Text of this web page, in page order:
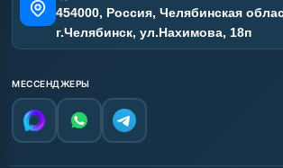
454000, Россия, Челябинская
г.Челябинск, ул.Нахимова, 18п
МЕССЕНДЖЕРЫ